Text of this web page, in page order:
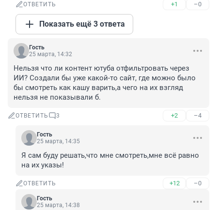
ОТВЕТИТЬ +1 –0
Показать ещё 3 ответа
Гость
25 марта, 14:32
Нельзя что ли контент ютуба отфильтровать через
ИИ? Создали бы уже какой-то сайт, где можно было
бы смотреть как кашу варить,а чего на их взгляд
нельзя не показывали б.
ОТВЕТИТЬ 3 +2 –4
Гость
25 марта, 14:35
Я сам буду решать,что мне смотреть,мне всё равно
на их указы!
ОТВЕТИТЬ +12 –0
Гость
25 марта, 14:38